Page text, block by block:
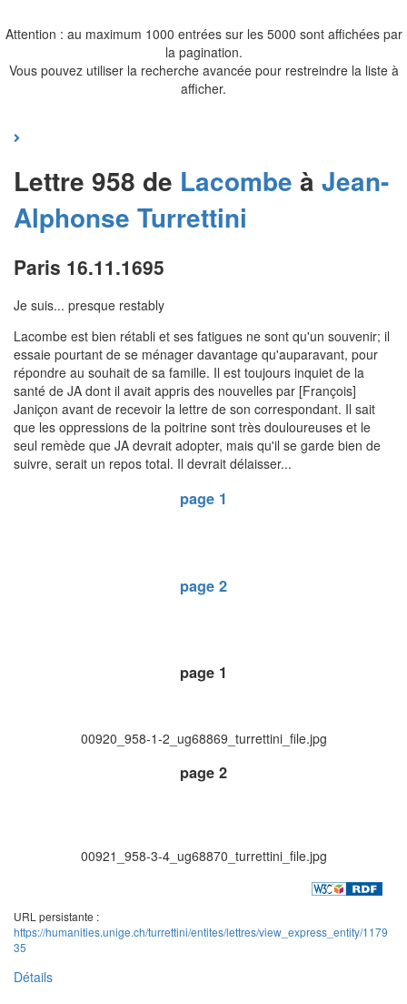
Attention : au maximum 1000 entrées sur les 5000 sont affichées par
la pagination.
Vous pouvez utiliser la recherche avancée pour restreindre la liste à
afficher.
Lettre 958 de Lacombe à Jean-
Alphonse Turrettini
Paris 16.11.1695
Je suis... presque restably
Lacombe est bien rétabli et ses fatigues ne sont qu'un souvenir; il
essaie pourtant de se ménager davantage qu'auparavant, pour
répondre au souhait de sa famille. Il est toujours inquiet de la
santé de JA dont il avait appris des nouvelles par [François]
Janiçon avant de recevoir la lettre de son correspondant. Il sait
que les oppressions de la poitrine sont très douloureuses et le
seul remède que JA devrait adopter, mais qu'il se garde bien de
suivre, serait un repos total. Il devrait délaisser...
page 1
page 2
page 1
00920_958-1-2_ug68869_turrettini_file.jpg
page 2
00921_958-3-4_ug68870_turrettini_file.jpg
URL persistante :
https://humanities.unige.ch/turrettini/entites/lettres/view_express_entity/1179
35
Détails